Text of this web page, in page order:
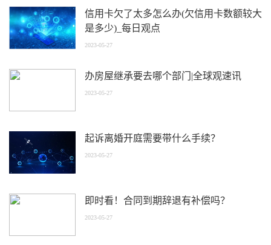
信用卡欠了太多怎么办(欠信用卡数额较大
是多少)_每日观点
2023-05-27
办房屋继承要去哪个部门|全球观速讯
2023-05-27
起诉离婚开庭需要带什么手续？
2023-05-27
即时看！合同到期辞退有补偿吗？
2023-05-27